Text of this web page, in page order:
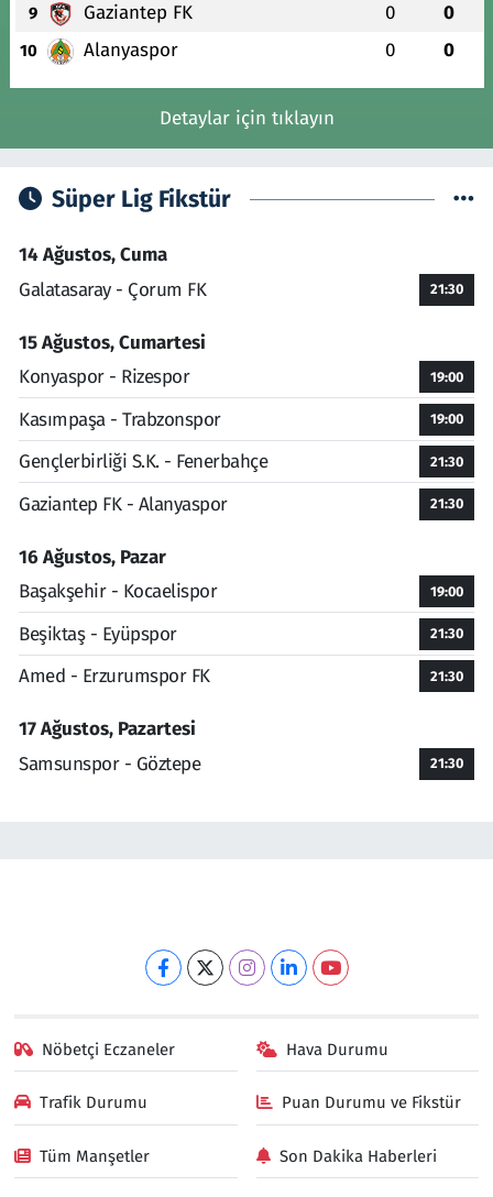
9 Gaziantep FK 0 0
10 Alanyaspor 0 0
Detaylar için tıklayın
Süper Lig Fikstür
14 Ağustos, Cuma
Galatasaray - Çorum FK
21:30
15 Ağustos, Cumartesi
Konyaspor - Rizespor
19:00
Kasımpaşa - Trabzonspor 19:00
Gençlerbirliği S.K. - Fenerbahçe 21:30
Gaziantep FK - Alanyaspor 21:30
16 Ağustos, Pazar
Başakşehir - Kocaelispor
19:00
Beşiktaş - Eyüpspor 21:30
Amed - Erzurumspor FK 21:30
17 Ağustos, Pazartesi
Samsunspor - Göztepe
21:30
Nöbetçi Eczaneler Hava Durumu
Trafik Durumu Puan Durumu ve Fikstür
Tüm Manşetler Son Dakika Haberleri